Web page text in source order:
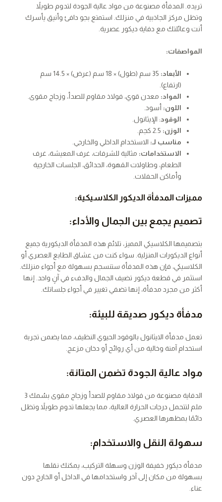
تريده. المدفأة مصنوعة من مواد عالية الجودة لتدوم طويلاً
وتظل مركز الجاذبية في منزلك. استمتع بجو دافئ وأنيق يأسرك
أنت وعائلتك مع دفاية ديكور عصرية.
المواصفات:
الأبعاد:
35 سم (طول) × 18 سم (عرض) × 14.5 سم
(ارتفاع).
المواد: معدن قوي، فولاذ مقاوم للصدأ، وزجاج مقوى.
اللون: أسود.
الوقود: الإيثانول.
الوزن:
مناسب لـ: الاستخدام الداخلي والخارجي.
الاستخدامات: مثالية للشرفات، غرف المعيشة، غرف
الطعام، وطاولات القهوة، الحدائق، الجلسات الخارجية
وأماكن الحفلات.
مميزات المدفأة الديكور الكلاسيكية:
تصميم يجمع بين الجمال والأداء:
بتصميمها الكلاسيكي المميز، تلائم هذه المدفأة الديكورية جميع
أنواع الديكورات المنزلية. سواء كنت من عشاق الطابع العصري أو
الكلاسيكي، فإن هذه المدفأة ستنسجم بسهولة مع أجواء منزلك.
استثمر في قطعة ديكور تضيف الجمال والدفء في آنٍ واحد. إنها
أكثر من مجرد مدفأة، إنها تضفي تغيير في أجواء جلساتك.
مدفأة ديكور صديقة للبيئة:
تعمل مدفأة الايثانول بالوقود الحيوي النظيف، مما يضمن تجربة
استخدام آمنة وخالية من أي روائح أو دخان مزعج.
مواد عالية الجودة تضمن المتانة:
الدفاية مصنوعة من فولاذ مقاوم للصدأ وزجاج مقوى بسُمك 3
ملم لتتحمل درجات الحرارة العالية، مما يجعلها تدوم طويلاً وتظل
دائمًا بمظهرها العصري.
سهولة النقل والاستخدام:
مدفأة ديكور خفيفة الوزن وسهلة التركيب، يمكنك نقلها
بسهولة من مكان إلى آخر واستخدامها في الداخل أو الخارج دون
عناء.